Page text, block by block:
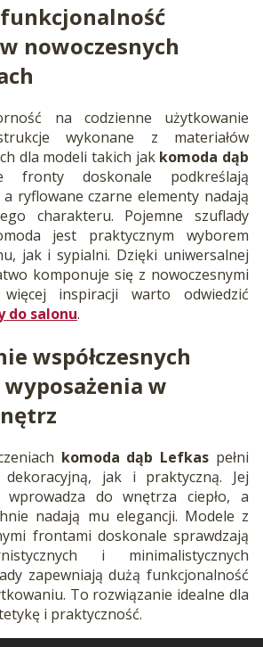
nowoczesnych
na codzienne użytkowanie
wykonane z materiałów
dla modeli takich jak komoda dąb
fronty doskonale podkreślają
ryflowane czarne elementy nadają
charakteru. Pojemne szuflady
jest praktycznym wyborem
jak i sypialni. Dzięki uniwersalnej
komponuje się z nowoczesnymi
inspiracji warto odwiedzić
do salonu.
współczesnych
w
komoda dąb Lefkas pełni
jak i praktyczną. Jej
wprowadza do wnętrza ciepło, a
nadają mu elegancji. Modele z
frontami doskonale sprawdzają
i minimalistycznych
zapewniają dużą funkcjonalność
To rozwiązanie idealne dla
i praktyczność.